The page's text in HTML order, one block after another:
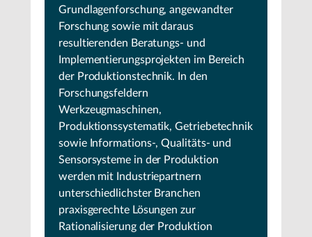
Grundlagenforschung, angewandter
Forschung sowie mit daraus
resultierenden Beratungs- und
Implementierungsprojekten im Bereich
der Produktionstechnik. In den
Forschungsfeldern
Werkzeugmaschinen,
Produktionssystematik, Getriebetechnik
sowie Informations-, Qualitäts- und
Sensorsysteme in der Produktion
werden mit Industriepartnern
unterschiedlichster Branchen
praxisgerechte Lösungen zur
Rationalisierung der Produktion